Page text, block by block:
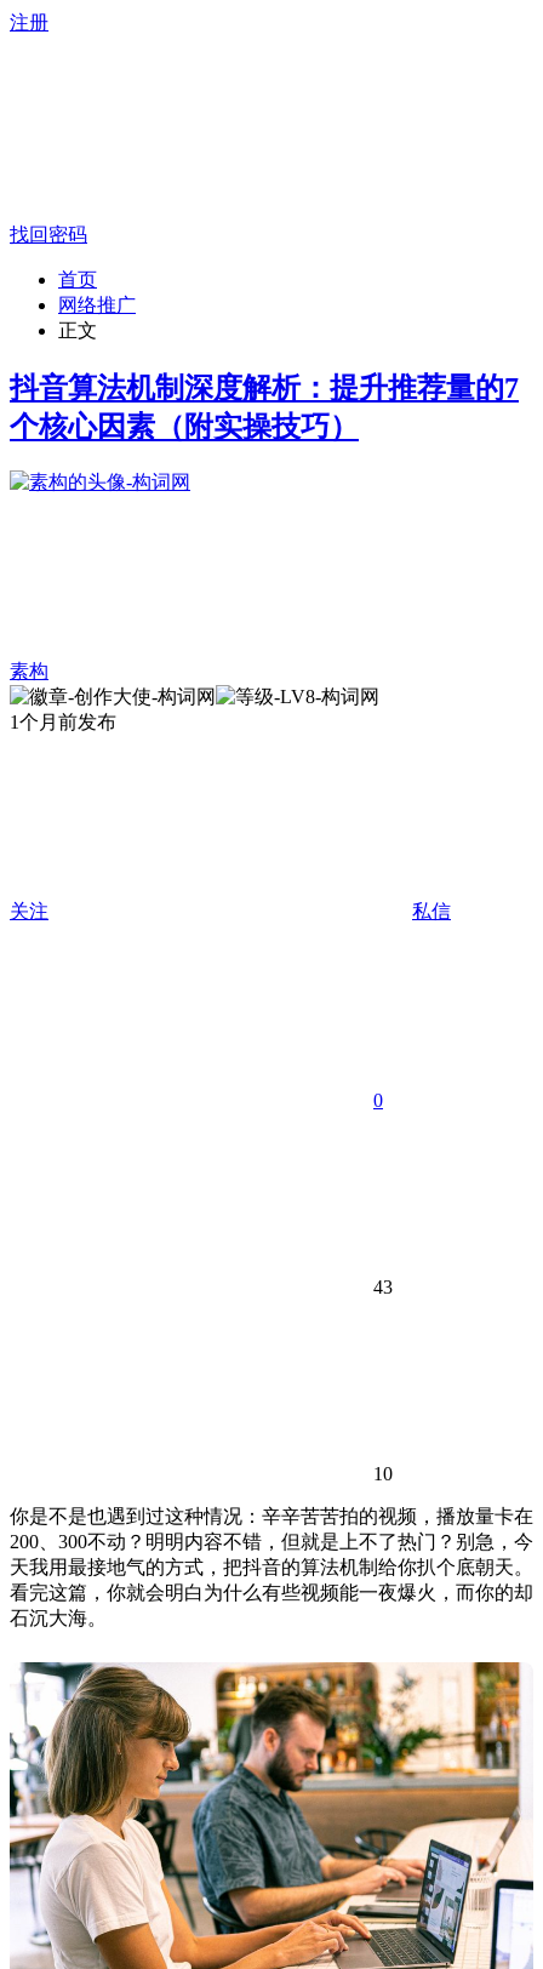
注册
找回密码
首页
网络推广
正文
抖音算法机制深度解析：提升推荐量的7
个核心因素（附实操技巧）
素构
1个月前发布
关注 私信
0
43
10
你是不是也遇到过这种情况：辛辛苦苦拍的视频，播放量卡在
200、300不动？明明内容不错，但就是上不了热门？别急，今
天我用最接地气的方式，把抖音的算法机制给你扒个底朝天。
看完这篇，你就会明白为什么有些视频能一夜爆火，而你的却
石沉大海。